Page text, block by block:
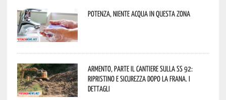
Potenza, niente acqua in questa zona
Armento, parte il cantiere sulla SS 92:
ripristino e sicurezza dopo la frana. I
dettagli